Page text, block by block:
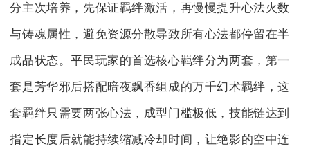
分主次培养，先保证羁绊激活，再慢慢提升心法火数
与铸魂属性，避免资源分散导致所有心法都停留在半
成品状态。平民玩家的首选核心羁绊分为两套，第一
套是芳华邪后搭配暗夜飘香组成的万千幻术羁绊，这
套羁绊只需要两张心法，成型门槛极低，技能链达到
指定长度后就能持续缩减冷却时间，让绝影的空中连